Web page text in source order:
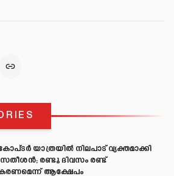
യാത്രയിൽ നിലപാട് വ്യക്തമാക്കി
സതീശൻ; രണ്ടു ദിവസം രണ്ട്
ആക്ഷേപം